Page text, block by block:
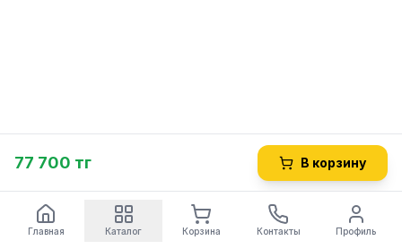
77 700 тг В корзину
Главная Каталог Корзина Контакты Профиль